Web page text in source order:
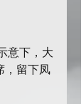
意下，大
，留下凤